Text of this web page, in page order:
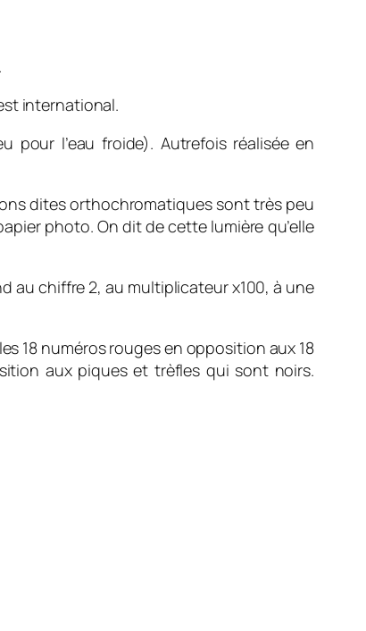
international.
pour l’eau froide). Autrefois réalisée en
dites orthochromatiques sont très peu
photo. On dit de cette lumière qu’elle
au chiffre 2, au multiplicateur x100, à une
18 numéros rouges en opposition aux 18
aux piques et trèfles qui sont noirs.